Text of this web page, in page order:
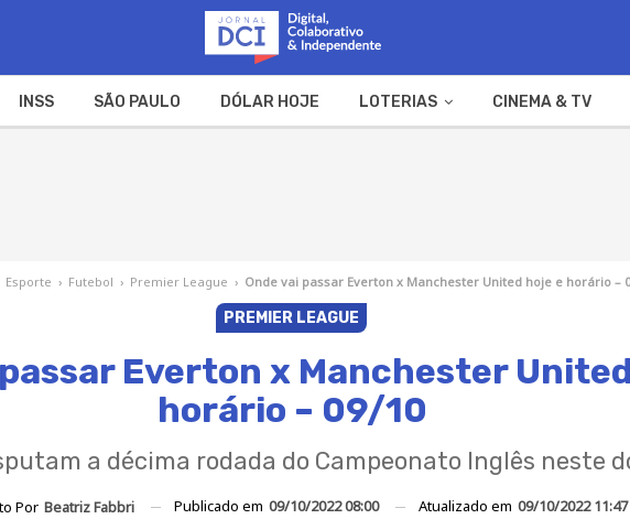
INSS SÃO PAULO DÓLAR HOJE LOTERIAS CINEMA & TV
Esporte › Futebol › Premier League › Onde vai passar Everton x Manchester United hoje e horário –
PREMIER LEAGUE
Everton x Manchester
horário – 09/10
a décima rodada do Campeonato Inglês neste
Por Beatriz Fabbri Publicado em 09/10/2022 08:00 Atualizado em 09/10/2022 11:47